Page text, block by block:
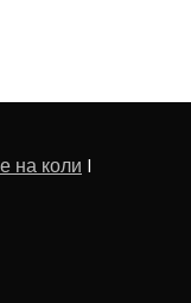
на коли I